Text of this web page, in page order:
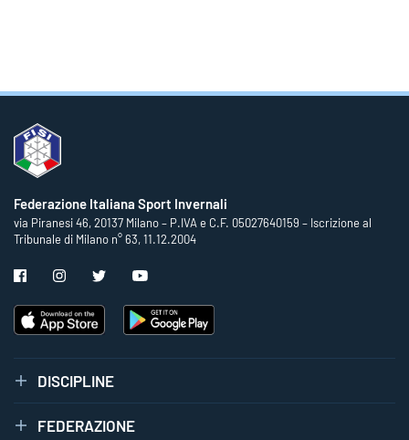
Federazione Italiana Sport Invernali
via Piranesi 46, 20137 Milano – P.IVA e C.F. 05027640159 – Iscrizione al
Tribunale di Milano n° 63, 11.12.2004
DISCIPLINE
FEDERAZIONE